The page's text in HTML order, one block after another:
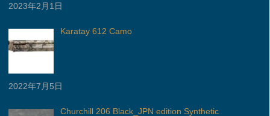
2023年2月1日
Karatay 612 Camo
2022年7月5日
Churchill 206 Black_JPN edition Synthetic